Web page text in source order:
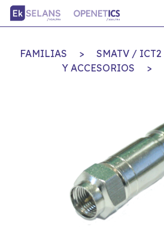
FAMILIAS > SMATV / ICT2
Y ACCESORIOS
>